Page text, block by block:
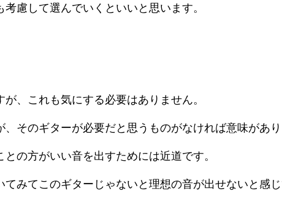
慮して選んでいくといいと思います。
、これも気にする必要はありません。
そのギターが必要だと思うものがなければ意味があり
の方がいい音を出すためには近道です。
みてこのギターじゃないと理想の音が出せないと感